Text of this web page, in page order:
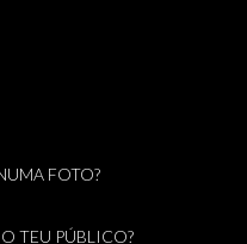
FOTO?
TEU PÚBLICO?